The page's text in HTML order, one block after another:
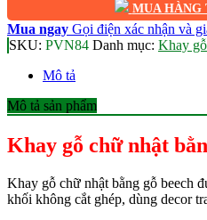
MUA HÀNG
Mua ngay Gọi điện xác nhận và
SKU: PVN84 Danh mục: Khay
Mô tả
Mô tả sản phẩm
Khay gỗ chữ nhật
Khay gỗ chữ nhật bằng gỗ beech
khối không cắt ghép, dùng decor